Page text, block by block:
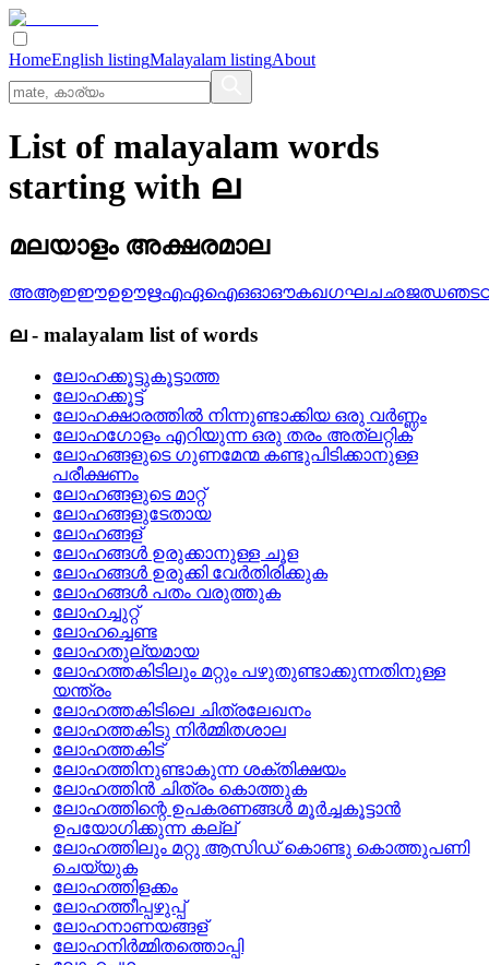
HomeEnglish listingMalayalam listingAbout
List of malayalam words
starting with ല
മലയാളം അക്ഷരമാല
അആഇഈഉഊഋഎഏഐഒഓഔകഖഗഘചഛജഝഞട
ല- malayalam list of words
ലോഹക്കൂട്ടുകൂട്ടാത്ത
ലോഹക്കൂട്ട്
ലോഹക്ഷാരത്തില്‍ നിന്നുണ്ടാക്കിയ ഒരു വര്‍ണ്ണം
ലോഹഗോളം എറിയുന്ന ഒരു തരം അത്‌ലറ്റിക്
ലോഹങ്ങളുടെ ഗുണമേന്മ കണ്ടുപിടിക്കാനുള്ള
പരീക്ഷണം
ലോഹങ്ങളുടെ മാറ്റ്
ലോഹങ്ങളുടേതായ
ലോഹങ്ങള്
ലോഹങ്ങള്‍ ഉരുക്കാനുള്ള ചൂള
ലോഹങ്ങള്‍ ഉരുക്കി വേര്‍തിരിക്കുക
ലോഹങ്ങള്‍ പതം വരുത്തുക
ലോഹച്ചുറ്റ്
ലോഹച്ചെണ്ട
ലോഹതുല്യമായ
ലോഹത്തകിടിലും മറ്റും പഴുതുണ്ടാക്കുന്നതിനുള്ള
യന്ത്രം
ലോഹത്തകിടിലെ ചിത്രലേഖനം
ലോഹത്തകിടു നിര്‍മ്മിതശാല
ലോഹത്തകിട്
ലോഹത്തിനുണ്ടാകുന്ന ശക്തിക്ഷയം
ലോഹത്തിന്‍ ചിത്രം കൊത്തുക
ലോഹത്തിന്റെ ഉപകരണങ്ങള്‍ മൂര്‍ച്ചകൂട്ടാന്‍
ഉപയോഗിക്കുന്ന കല്ല്
ലോഹത്തിലും മറ്റു ആസിഡ്‌ കൊണ്ടു കൊത്തുപണി
ചെയ്യുക
ലോഹത്തിളക്കം
ലോഹത്തീപ്പഴുപ്പ്
ലോഹനാണയങ്ങള്
ലോഹനിര്‍മ്മിതത്തൊപ്പി